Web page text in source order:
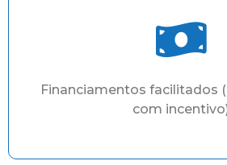
Financiamentos facilitados
com